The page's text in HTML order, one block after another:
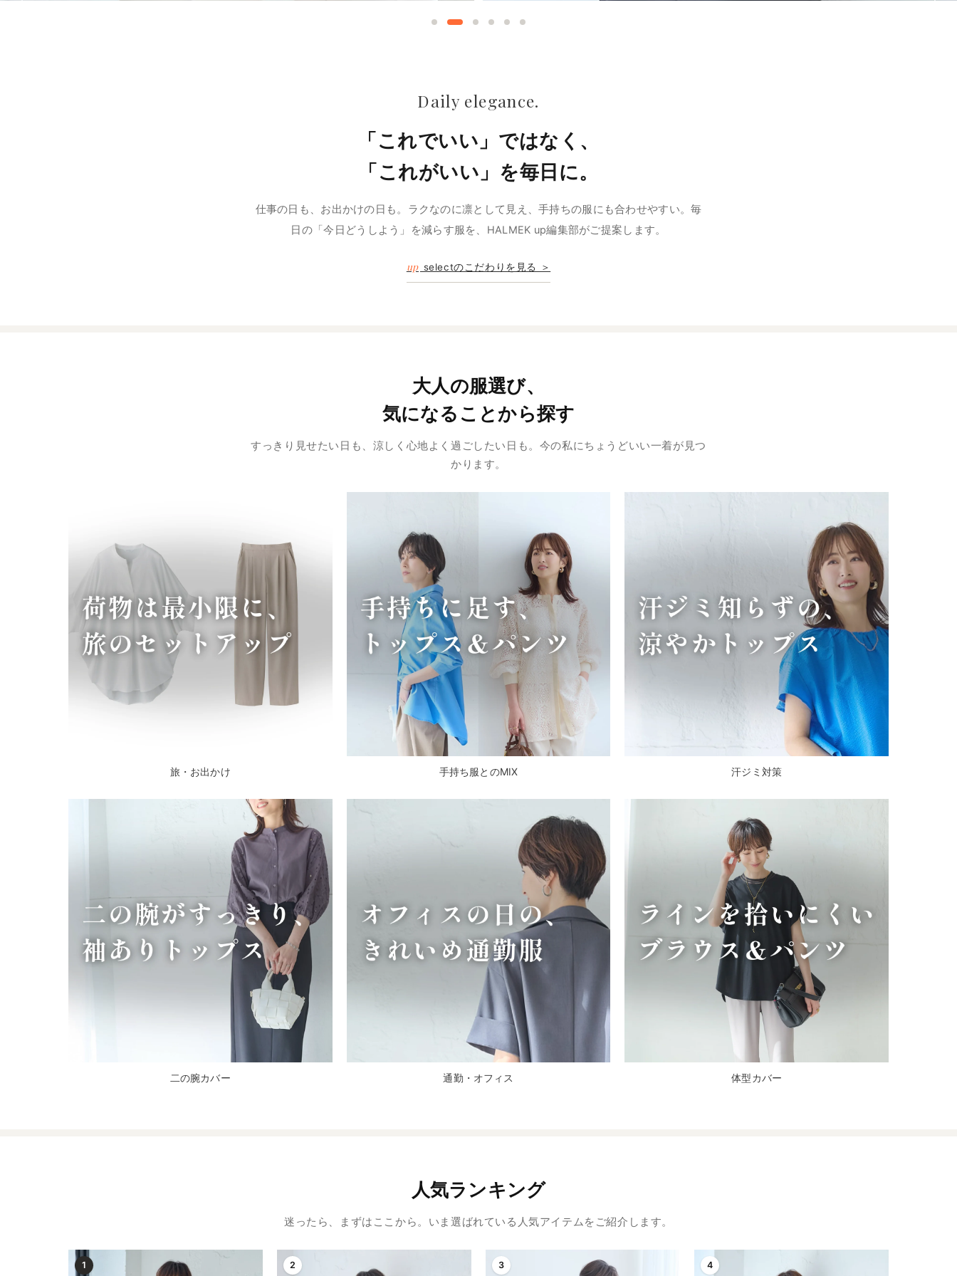
Daily elegance.
「これでいい」ではなく、
「これがいい」を毎日に。
仕事の日も、お出かけの日も。ラクなのに凛として見え、手持ちの服にも合わせやすい。毎
日の「今日どうしよう」を減らす服を、HALMEK up編集部がご提案します。
up selectのこだわりを見る ＞
大人の服選び、
気になることから探す
すっきり見せたい日も、涼しく心地よく過ごしたい日も。今の私にちょうどいい一着が見つ
かります。
旅・お出かけ 手持ち服とのMIX 汗ジミ対策
二の腕カバー 通勤・オフィス 体型カバー
人気ランキング
迷ったら、まずはここから。いま選ばれている人気アイテムをご紹介します。
1 2 3 4